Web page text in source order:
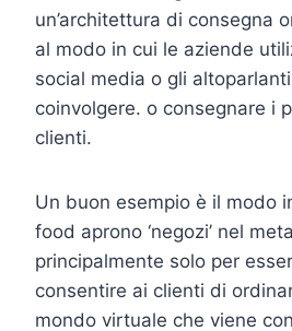
un’architettura di consegna
al modo in cui le aziende
social media o gli
coinvolgere. o consegnare i
clienti.
Un buon esempio è il modo
food aprono ‘negozi’ nel
principalmente solo per
consentire ai clienti di
mondo virtuale che viene